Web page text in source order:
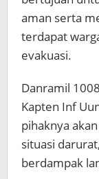
aman serta
terdapat
evakuasi.
Danramil
Kapten Inf
pihaknya
situasi
berdampak